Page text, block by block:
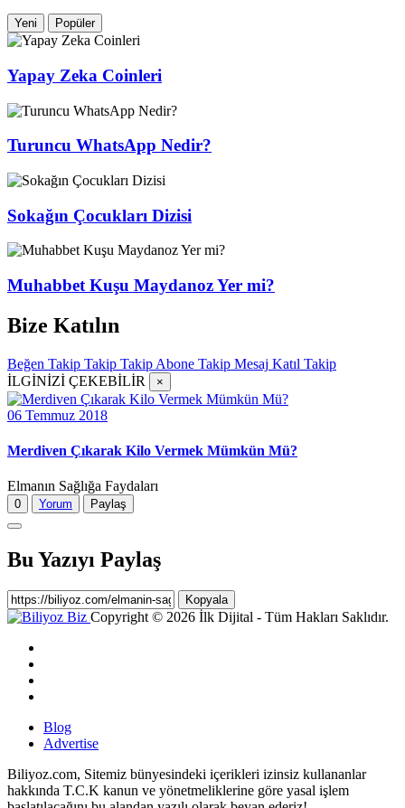
Yeni Popüler
Yapay Zeka Coinleri
Turuncu WhatsApp Nedir?
Sokağın Çocukları Dizisi
Muhabbet Kuşu Maydanoz Yer mi?
Bize Katılın
Beğen Takip Takip Takip Abone Takip Mesaj Katıl Takip
İLGİNİZİ ÇEKEBİLİR
×
06 Temmuz 2018
Merdiven Çıkarak Kilo Vermek Mümkün Mü?
Elmanın Sağlığa Faydaları
0 Yorum Paylaş
Bu Yazıyı Paylaş
Kopyala
Copyright © 2026 İlk Dijital - Tüm Hakları Saklıdır.
Blog
Advertise
Biliyoz.com, Sitemiz bünyesindeki içerikleri izinsiz kullananlar
hakkında T.C.K kanun ve yönetmeliklerine göre yasal işlem